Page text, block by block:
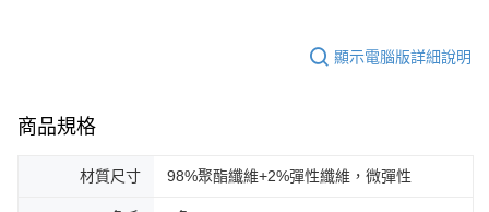
顯示電腦版詳細說明
商品規格
材質尺寸 98%聚酯纖維+2%彈性纖維，微彈性